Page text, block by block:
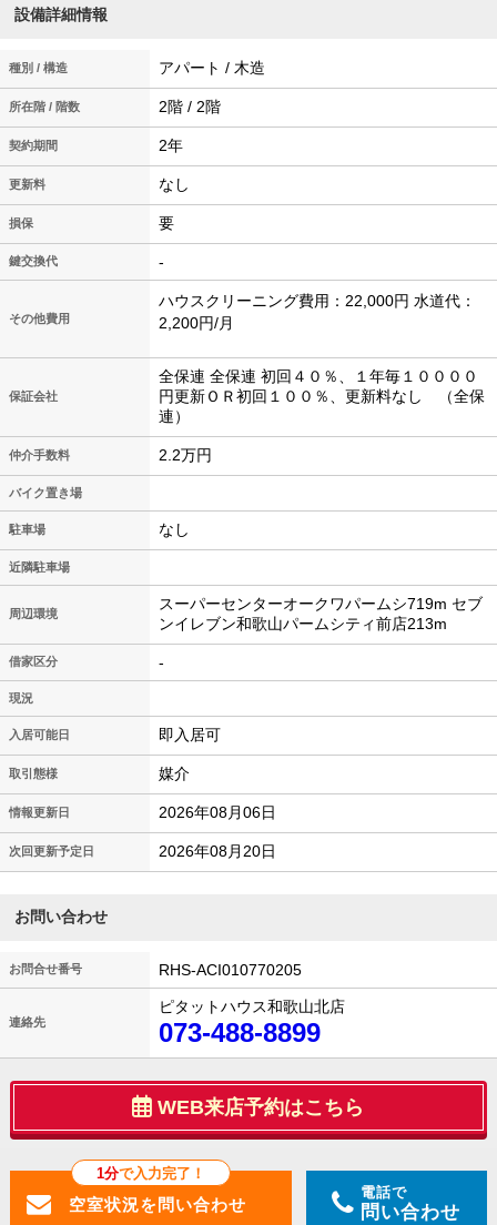
設備詳細情報
種別 / 構造 アパート / 木造
所在階 / 階数 2階 / 2階
契約期間 2年
更新料 なし
損保 要
鍵交換代 -
その他費用
ハウスクリーニング費用：22,000円 水道代：
2,200円/月
保証会社
全保連 全保連 初回４０％、１年毎１００００
円更新ＯＲ初回１００％、更新料なし （全保
連）
仲介手数料 2.2万円
バイク置き場
駐車場 なし
近隣駐車場
周辺環境
スーパーセンターオークワパームシ719m セブ
ンイレブン和歌山パームシティ前店213m
借家区分 -
現況
入居可能日 即入居可
取引態様 媒介
情報更新日 2026年08月06日
次回更新予定日 2026年08月20日
お問い合わせ
お問合せ番号 RHS-ACI010770205
連絡先
ピタットハウス和歌山北店
073-488-8899
WEB来店予約はこちら
1分で入力完了！
電話で
問い合わせ